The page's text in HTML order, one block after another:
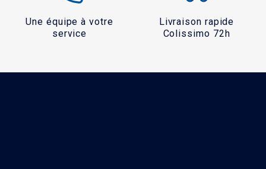
Une équipe à votre
service
Livraison rapide
Colissimo 72h